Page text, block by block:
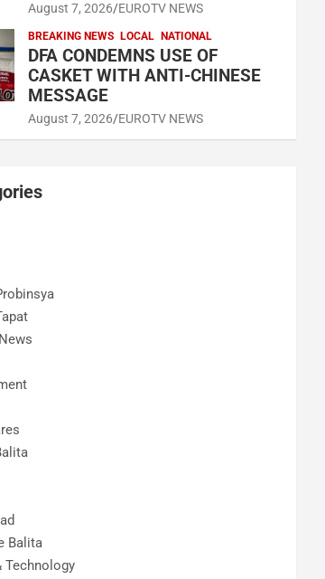
August 7, 2026 EUROTV NEWS
BREAKING NEWS LOCAL NATIONAL
DFA CONDEMNS USE OF
CASKET WITH ANTI-CHINESE
MESSAGE
August 7, 2026 EUROTV NEWS
Balita
Technology